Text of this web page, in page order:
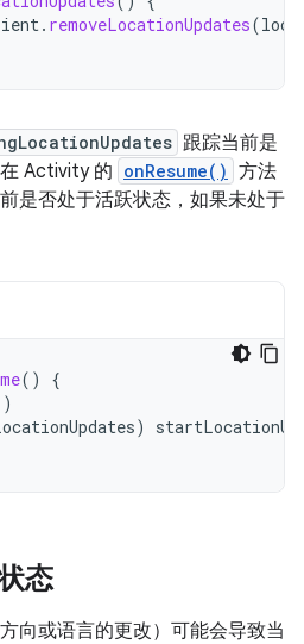
. removeLocationUpdates(
跟踪当前是
Activity 的 onResume() 方法
是否处于活跃状态，如果未处于
()
{
)
态
向或语言的更改）可能会导致当